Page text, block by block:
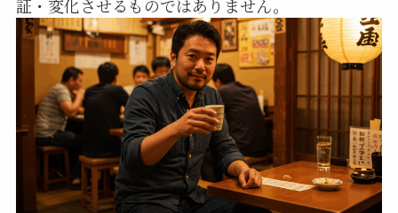
証・変化させるものではありません。